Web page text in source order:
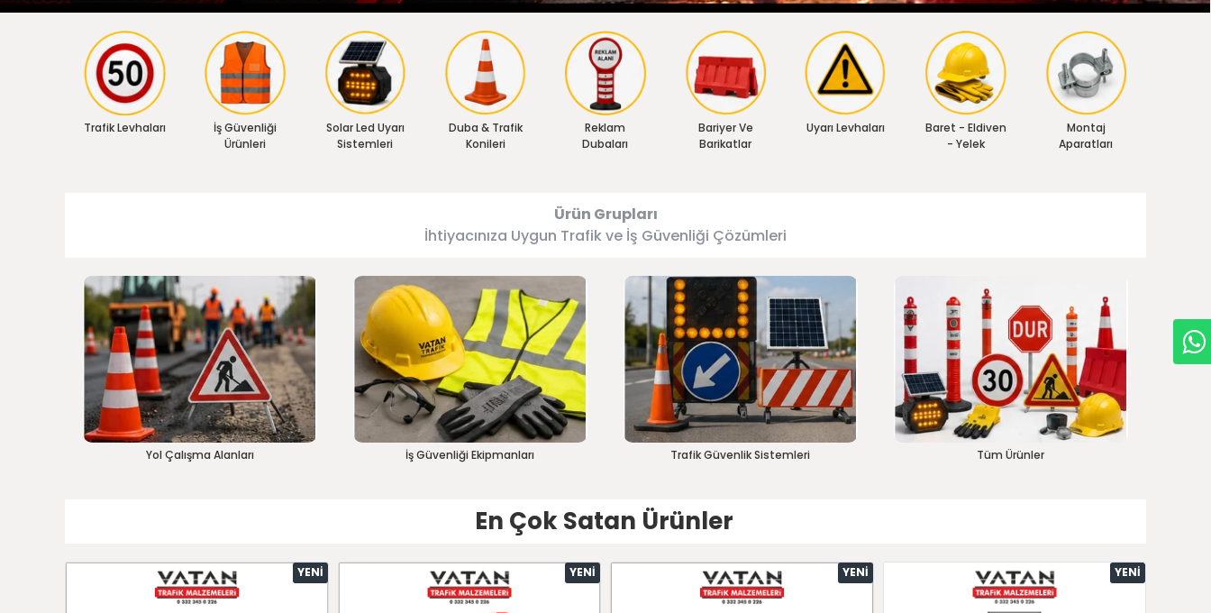
Trafik Levhaları
İş Güvenliği
Ürünleri
Solar Led Uyarı
Sistemleri
Duba & Trafik
Konileri
Reklam
Dubaları
Bariyer Ve
Barikatlar
Uyarı Levhaları
Baret - Eldiven
- Yelek
Montaj
Aparatları
Ürün Grupları
İhtiyacınıza Uygun Trafik ve İş Güvenliği Çözümleri
Yol Çalışma Alanları İş Güvenliği Ekipmanları Trafik Güvenlik Sistemleri Tüm Ürünler
En Çok Satan Ürünler
YENI YENI YENI YENI